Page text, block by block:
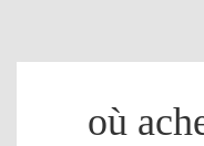
où